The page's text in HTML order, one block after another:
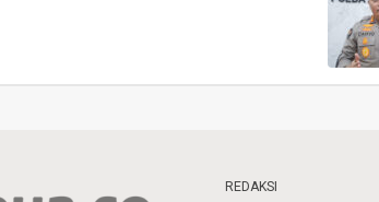
REDAKSI